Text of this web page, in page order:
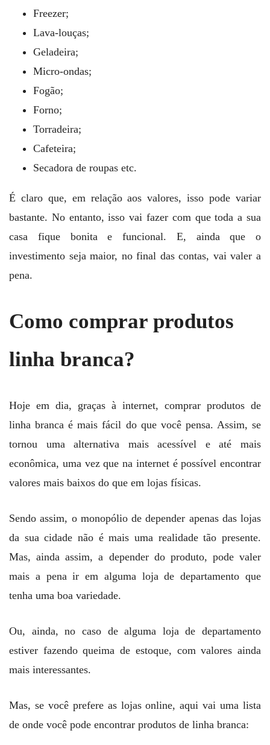
Freezer;
Lava-louças;
Geladeira;
Micro-ondas;
Fogão;
Forno;
Torradeira;
Cafeteira;
Secadora de roupas etc.
É claro que, em relação aos valores, isso pode variar
bastante. No entanto, isso vai fazer com que toda a sua
casa fique bonita e funcional. E, ainda que o
investimento seja maior, no final das contas, vai valer a
pena.
Como comprar produtos
linha branca?
Hoje em dia, graças à internet, comprar produtos de
linha branca é mais fácil do que você pensa. Assim, se
tornou uma alternativa mais acessível e até mais
econômica, uma vez que na internet é possível encontrar
valores mais baixos do que em lojas físicas.
Sendo assim, o monopólio de depender apenas das lojas
da sua cidade não é mais uma realidade tão presente.
Mas, ainda assim, a depender do produto, pode valer
mais a pena ir em alguma loja de departamento que
tenha uma boa variedade.
Ou, ainda, no caso de alguma loja de departamento
estiver fazendo queima de estoque, com valores ainda
mais interessantes.
Mas, se você prefere as lojas online, aqui vai uma lista
de onde você pode encontrar produtos de linha branca: